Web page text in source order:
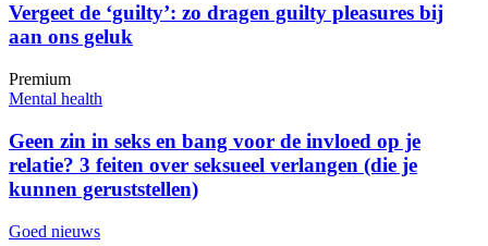
Vergeet de ‘guilty’: zo dragen guilty pleasures bij
aan ons geluk
Premium
Mental health
Geen zin in seks en bang voor de invloed op je
relatie? 3 feiten over seksueel verlangen (die je
kunnen geruststellen)
Goed nieuws